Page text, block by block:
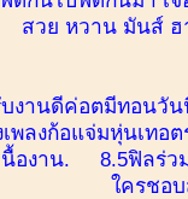
สวย หวาน มันส์ ฮ
งานดีค่อตมีทอนวัน
พลงก้อแจ่มหุ่นเทอ
องาน. 8.5ฟิลร่ว
ใครชอ